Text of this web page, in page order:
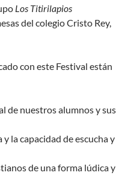
Los Titirilapios
del colegio Cristo Rey,
con este Festival están
de nuestros alumnos y sus
la capacidad de escucha y
de una forma lúdica y